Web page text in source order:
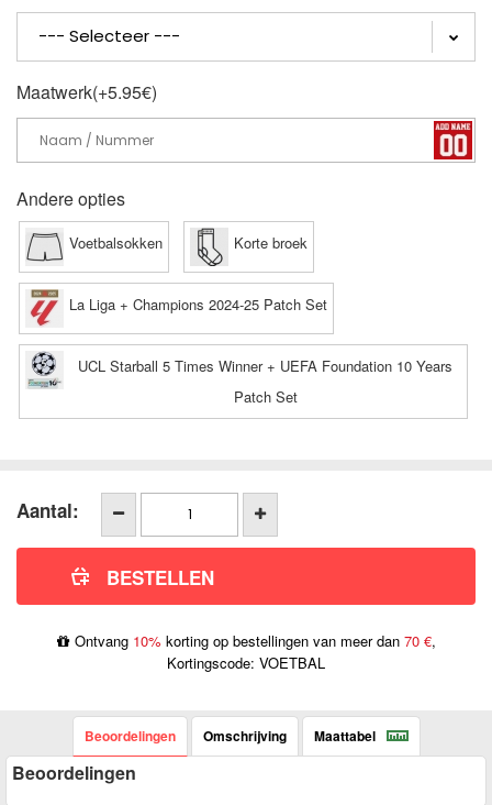
Maatwerk(+5.95€)
Andere opties
Voetbalsokken Korte broek
La Liga + Champions 2024-25 Patch Set
UCL Starball 5 Times Winner + UEFA Foundation 10 Years
Patch Set
Aantal:
Ontvang 10% korting op bestellingen van meer dan 70 €,
Kortingscode: VOETBAL
Beoordelingen Omschrijving Maattabel
Beoordelingen